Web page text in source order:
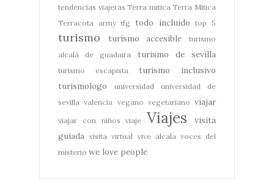
tendencias viajeras Terra mitica Terra Mitica
Terracota army tfg todo incluido top 5
turismo turismo accesible
turismo
alcalá de guadaíra
turismo de sevilla
turismo escapista
turismo inclusivo
turismologo
universidad
universidad de
sevilla valencia vegano vegetariano viajar
viajar con niños viaje Viajes
visita
guiada visita virtual vive alcala voces del
misterio we love people